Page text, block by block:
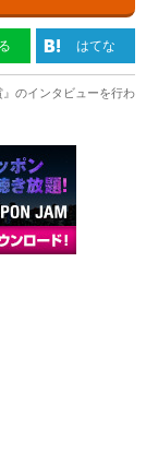
はてな
のインタビューを行わ